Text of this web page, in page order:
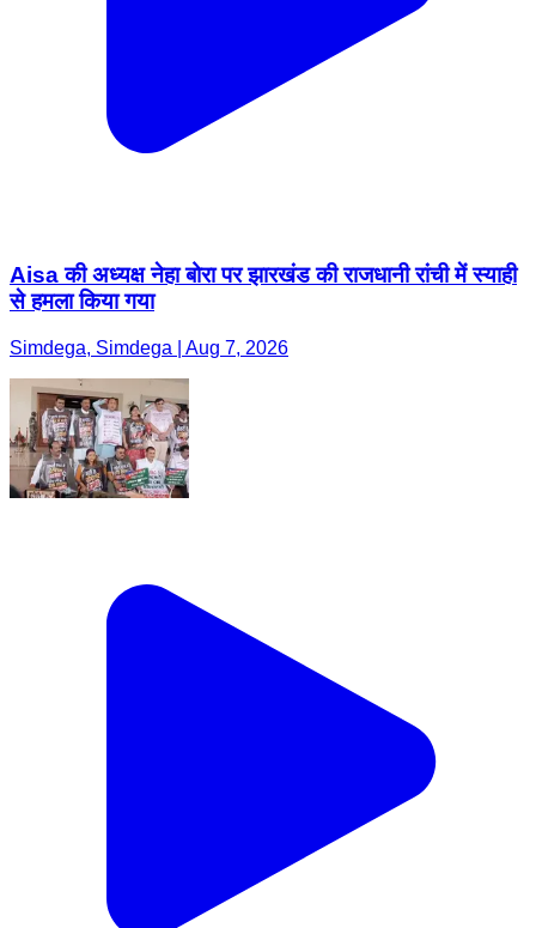
Aisa की अध्यक्ष नेहा बोरा पर झारखंड की राजधानी रांची में स्याही
से हमला किया गया
Simdega, Simdega | Aug 7, 2026